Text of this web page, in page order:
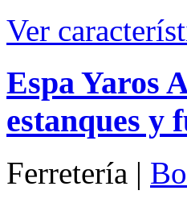
Ver
Espa Yaros
estanques y
Ferretería |